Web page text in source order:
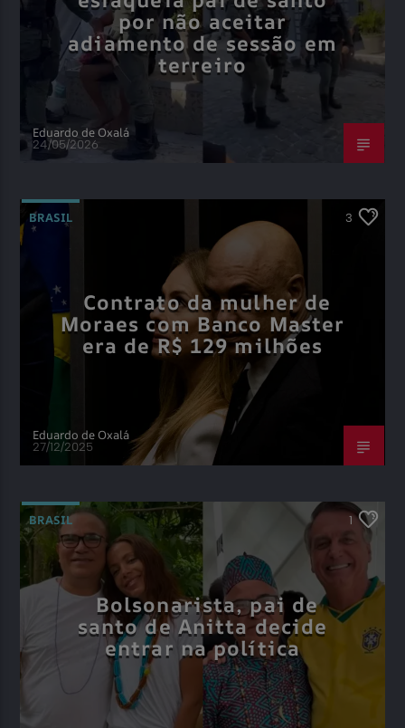
por não aceitar
adiamento de sessão em
terreiro
Eduardo de Oxalá
24/05/2026
BRASIL 3
Contrato da mulher de
Moraes com Banco Master
era de R$ 129 milhões
Eduardo de Oxalá
27/12/2025
BRASIL 1
Bolsonarista, pai de
santo de Anitta decide
entrar na política